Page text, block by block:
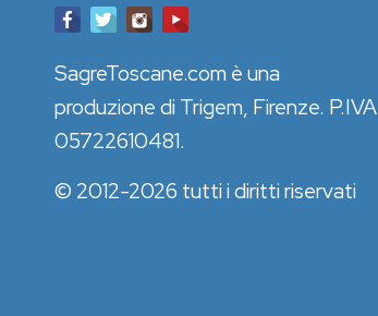
SagreToscane.com è una
produzione di Trigem, Firenze. P.IVA
05722610481.
© 2012-2026 tutti i diritti riservati